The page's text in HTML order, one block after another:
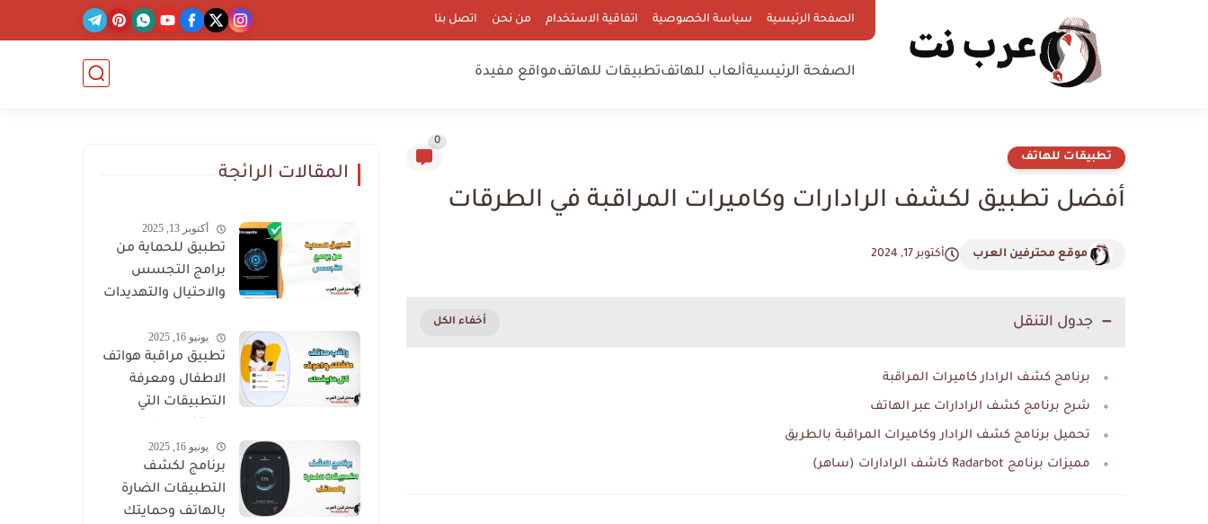
الصفحة الرئيسية سياسة الخصوصية اتفاقية الاستخدام من نحن اتصل بنا
الصفحة الرئيسيةألعاب للهاتفتطبيقات للهاتفمواقع مفيدة
تطبيقات للهاتف
0
أفضل تطبيق لكشف الرادارات وكاميرات المراقبة في الطرقات
موقع محترفين العرب أكتوبر 17, 2024
جدول التنقل
برنامج كشف الرادار كاميرات المراقبة
شرح برنامج كشف الرادارات عبر الهاتف
تحميل برنامج كشف الرادار وكاميرات المراقبة بالطريق
مميزات برنامج Radarbot كاشف الرادارات (ساهر)
المقالات الرائجة
أكتوبر 13, 2025
تطبيق للحماية من
برامج التجسس
والاحتيال والتهديدات
يونيو 16, 2025
تطبيق مراقبة هواتف
الاطفال ومعرفة
التطبيقات التي
يونيو 16, 2025
برنامج لكشف
التطبيقات الضارة
بالهاتف وحمايتك